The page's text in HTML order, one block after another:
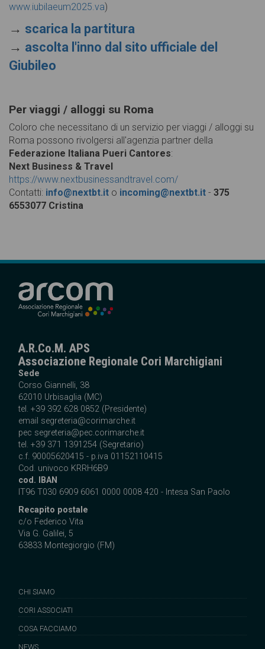
www.iubilaeum2025.va)
→ scarica la partitura
→ ascolta l'inno dal sito ufficiale del
Giubileo
Per viaggi / alloggi su Roma
Coloro che necessitano di un servizio per viaggi / alloggi su
Roma possono rivolgersi all'agenzia partner della
Federazione Italiana Pueri Cantores:
Next Business & Travel
https://www.nextbusinessandtravel.com/
Contatti: info@nextbt.it o incoming@nextbt.it - 375
6553077 Cristina
A.R.Co.M. APS
Associazione Regionale Cori Marchigiani
Sede
Corso Giannelli, 38
62010 Urbisaglia (MC)
tel. +39 392 628 0852 (Presidente)
email segreteria@corimarche.it
pec segreteria@pec.corimarche.it
tel. +39 371 1391254 (Segretario)
c.f. 90005620415 - p.iva 01152110415
Cod. univoco KRRH6B9
cod. IBAN
IT96 T030 6909 6061 0000 0008 420 - Intesa San Paolo
Recapito postale
c/o Federico Vita
Via G. Galilei, 5
63833 Montegiorgio (FM)
CHI SIAMO
CORI ASSOCIATI
COSA FACCIAMO
NEWS